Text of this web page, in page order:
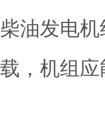
柴油发电
载，机组